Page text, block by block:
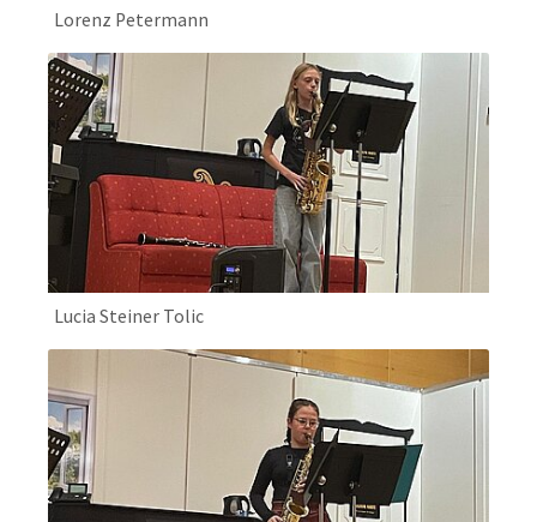
Lorenz Petermann
Lucia Steiner Tolic